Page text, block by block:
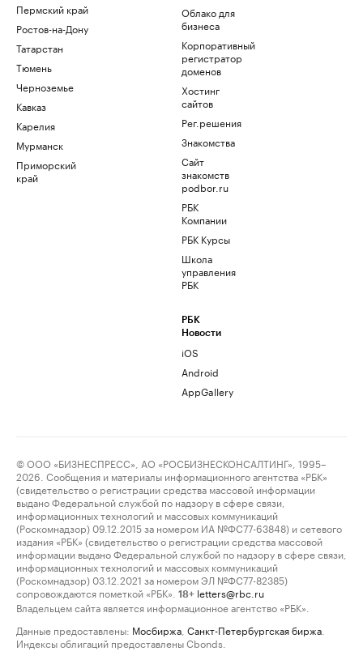
Пермский край
Ростов-на-Дону
Татарстан
Тюмень
Черноземье
Кавказ
Карелия
Мурманск
Приморский
край
Облако для
бизнеса
Корпоративный
регистратор
доменов
Хостинг
сайтов
Рег.решения
Знакомства
Сайт
знакомств
podbor.ru
РБК
Компании
РБК Курсы
Школа
управления
РБК
РБК
Новости
iOS
Android
AppGallery
© ООО «БИЗНЕСПРЕСС», АО «РОСБИЗНЕСКОНСАЛТИНГ», 1995–
2026. Сообщения и материалы информационного агентства «РБК»
(свидетельство о регистрации средства массовой информации
выдано Федеральной службой по надзору в сфере связи,
информационных технологий и массовых коммуникаций
(Роскомнадзор) 09.12.2015 за номером ИА №ФС77-63848) и сетевого
издания «РБК» (свидетельство о регистрации средства массовой
информации выдано Федеральной службой по надзору в сфере связи,
информационных технологий и массовых коммуникаций
(Роскомнадзор) 03.12.2021 за номером ЭЛ №ФС77-82385)
сопровождаются пометкой «РБК».
18+ letters@rbc.ru
Владельцем сайта является информационное агентство «РБК».
Данные предоставлены: Мосбиржа Санкт-Петербургская биржа
Индексы облигаций предоставлены Cbonds.